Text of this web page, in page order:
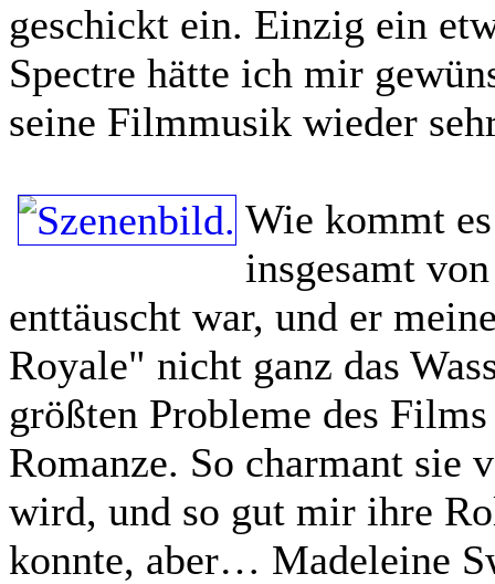
geschickt ein. Einzig ein
Spectre hätte ich mir
seine Filmmusik wieder
Wie kommt
insgesamt
enttäuscht war, und er
Royale" nicht ganz das
größten Probleme des
Romanze. So charmant sie
wird, und so gut mir ihre
konnte, aber… Madeleine